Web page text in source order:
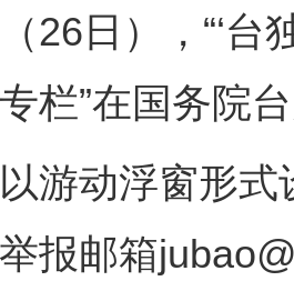
日），“‘台
栏”在国务院
动浮窗形式
报邮箱